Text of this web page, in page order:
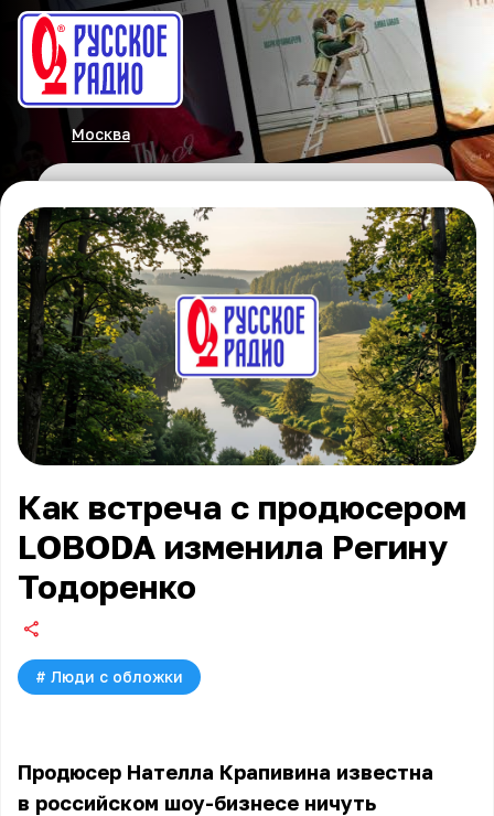
Москва
Как встреча с продюсером
LOBODA изменила Регину
Тодоренко
# Люди с обложки
Продюсер Нателла Крапивина известна
в российском шоу-бизнесе ничуть